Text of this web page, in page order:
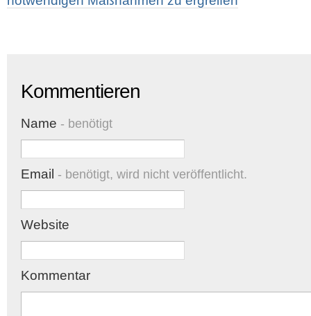
Kommentieren
Name - benötigt
Email - benötigt, wird nicht veröffentlicht.
Website
Kommentar